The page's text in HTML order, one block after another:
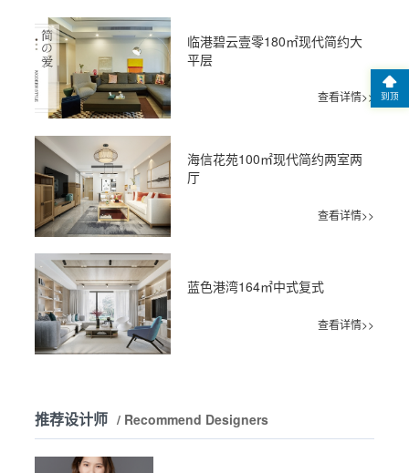
临港碧云壹零180㎡现代简约大
平层
查看详情>>
海信花苑100㎡现代简约两室两
厅
查看详情>>
蓝色港湾164㎡中式复式
查看详情>>
推荐设计师 / Recommend Designers
到顶